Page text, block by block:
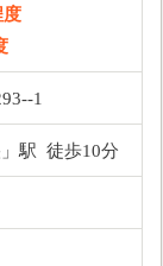
度
1
駅 徒歩10分